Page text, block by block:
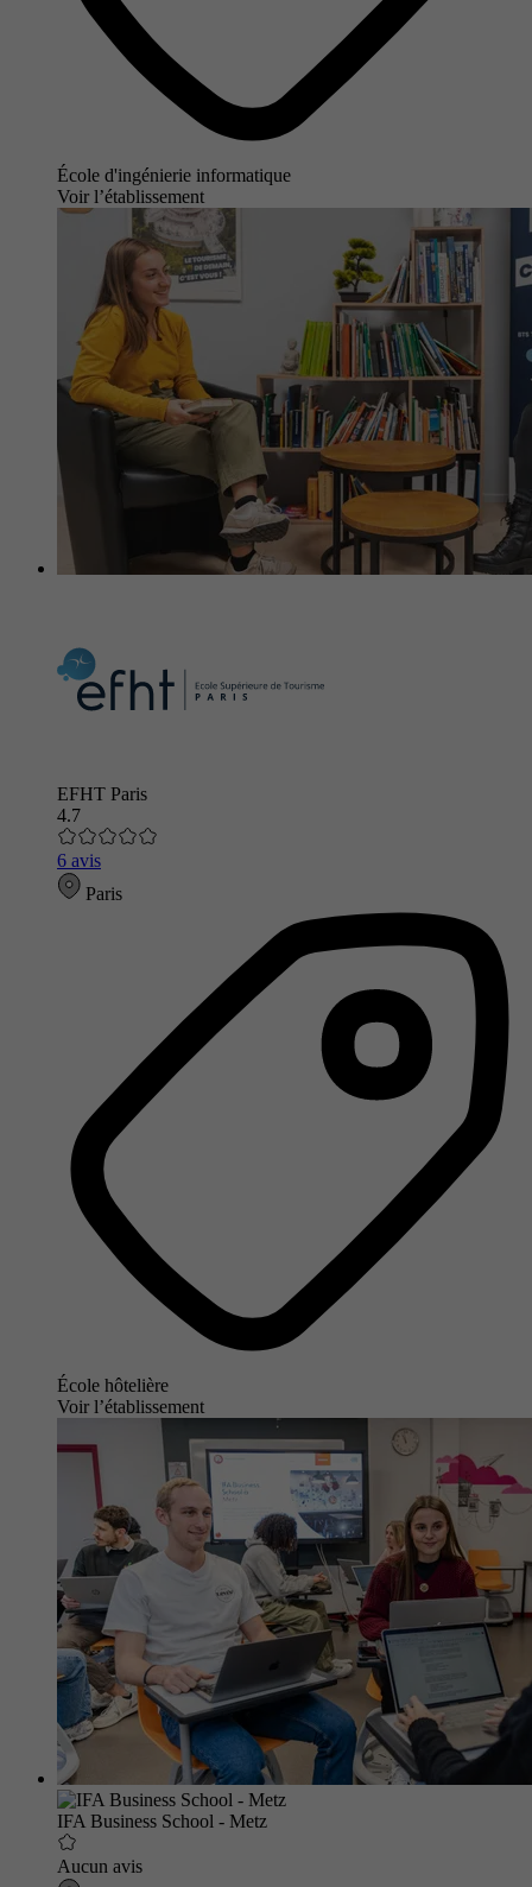
École d'ingénierie informatique
Voir l’établissement
EFHT Paris
4.7
6 avis
Paris
École hôtelière
Voir l’établissement
IFA Business School - Metz
Aucun avis